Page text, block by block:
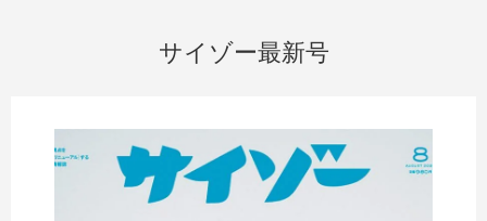
サイゾー最新号